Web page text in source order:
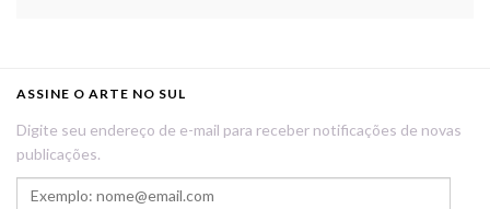
ASSINE O ARTE NO SUL
Digite seu endereço de e-mail para receber notificações de novas
publicações.
Exemplo: nome@email.com